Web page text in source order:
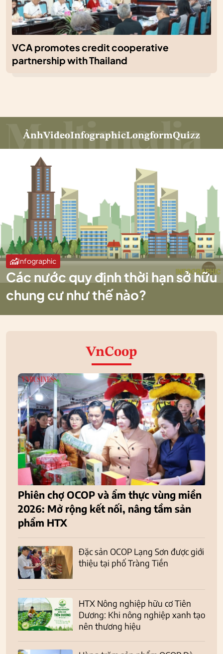
VCA promotes credit cooperative
partnership with Thailand
ẢnhVideoInfographicLongformQuizz
Infographic
Các nước quy định thời hạn sở hữu
chung cư như thế nào?
VnCoop
Phiên chợ OCOP và ẩm thực vùng miền
2026: Mở rộng kết nối, nâng tầm sản
phẩm HTX
Đặc sản OCOP Lạng Sơn được giới
thiệu tại phố Tràng Tiền
HTX Nông nghiệp hữu cơ Tiên
Dương: Khi nông nghiệp xanh tạo
nên thương hiệu